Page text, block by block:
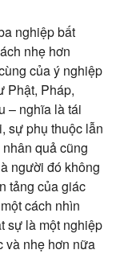
nghiệp bất
nhẹ hơn
của ý nghiệp
Phật, Pháp,
– nghĩa là tái
sự phụ thuộc lẫn
quả cũng
người đó không
tảng của giác
cách nhìn
sự là một nghiệp
và nhẹ hơn nữa